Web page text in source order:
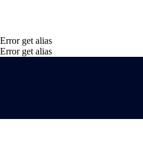
Error get alias
Error get alias